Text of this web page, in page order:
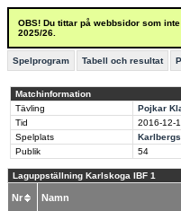
OBS! Du tittar på webbsidor som
2025/26.
Spelprogram Tabell och resultat
Matchinformation
Tävling
Pojkar
Tid
2016-12-
Spelplats
Publik
54
Laguppställning Karlskoga IBF 1
Nr Namn